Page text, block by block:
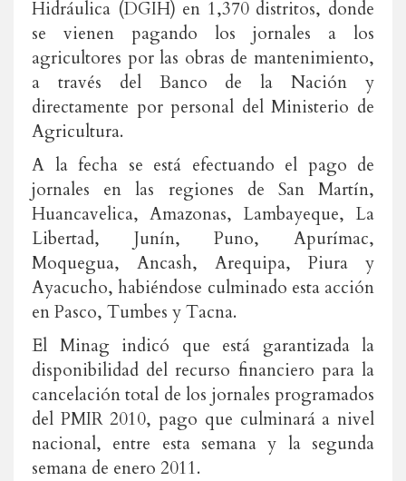
Hidráulica (DGIH) en 1,370 distritos, donde
se vienen pagando los jornales a los
agricultores por las obras de mantenimiento,
a través del Banco de la Nación y
directamente por personal del Ministerio de
Agricultura.
A la fecha se está efectuando el pago de
jornales en las regiones de San Martín,
Huancavelica, Amazonas, Lambayeque, La
Libertad, Junín, Puno, Apurímac,
Moquegua, Ancash, Arequipa, Piura y
Ayacucho, habiéndose culminado esta acción
en Pasco, Tumbes y Tacna.
El Minag indicó que está garantizada la
disponibilidad del recurso financiero para la
cancelación total de los jornales programados
del PMIR 2010, pago que culminará a nivel
nacional, entre esta semana y la segunda
semana de enero 2011.